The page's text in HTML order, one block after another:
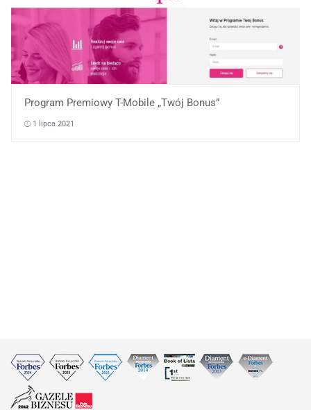
Program Premiowy T-Mobile „Twój Bonus”
1 lipca 2021